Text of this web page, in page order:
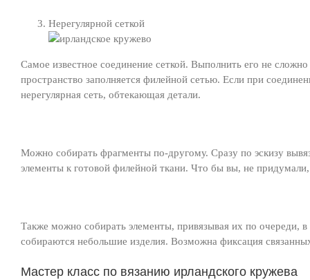
Нерегулярной сеткой
Самое известное соединение сеткой. Выполнить его не
пространство заполняется филейной сетью. Если при
нерегулярная сеть, обтекающая детали.
Можно собирать фрагменты по-другому. Сразу по эскизу
элементы к готовой филейной ткани. Что бы вы, не
Также можно собирать элементы, привязывая их по очереди,
собираются небольшие изделия. Возможна фиксация
Мастер класс по вязанию ирландского кружева